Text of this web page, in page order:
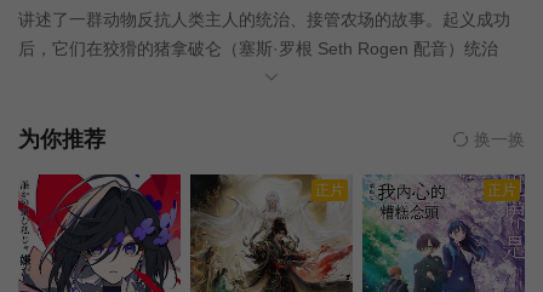
讲述了一群动物反抗人类主人的统治、接管农场的故事。起义成功
后，它们在狡猾的猪拿破仑（塞斯·罗根 Seth Rogen 配音）统治
下，面临着新的挑战。这种局面迫使它们鼓起勇气，反抗拿破仑的
为你推荐 换一换
正片 正片